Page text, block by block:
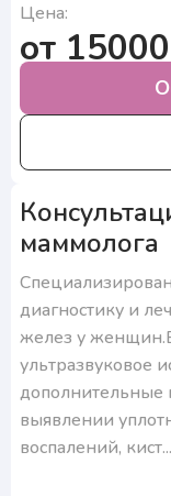
Цена:
от 15000
маммолога
диагностику и
желез у
ультразвуковое
дополнительные
выявлении
воспалений, кист...